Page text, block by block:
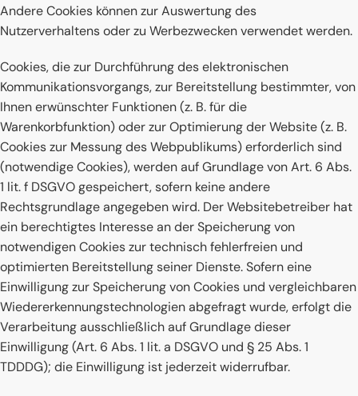
Andere Cookies können zur Auswertung des
Nutzerverhaltens oder zu Werbezwecken verwendet werden.
Cookies, die zur Durchführung des elektronischen
Kommunikationsvorgangs, zur Bereitstellung bestimmter, von
Ihnen erwünschter Funktionen (z. B. für die
Warenkorbfunktion) oder zur Optimierung der Website (z. B.
Cookies zur Messung des Webpublikums) erforderlich sind
(notwendige Cookies), werden auf Grundlage von Art. 6 Abs.
1 lit. f DSGVO gespeichert, sofern keine andere
Rechtsgrundlage angegeben wird. Der Websitebetreiber hat
ein berechtigtes Interesse an der Speicherung von
notwendigen Cookies zur technisch fehlerfreien und
optimierten Bereitstellung seiner Dienste. Sofern eine
Einwilligung zur Speicherung von Cookies und vergleichbaren
Wiedererkennungstechnologien abgefragt wurde, erfolgt die
Verarbeitung ausschließlich auf Grundlage dieser
Einwilligung (Art. 6 Abs. 1 lit. a DSGVO und § 25 Abs. 1
TDDDG); die Einwilligung ist jederzeit widerrufbar.